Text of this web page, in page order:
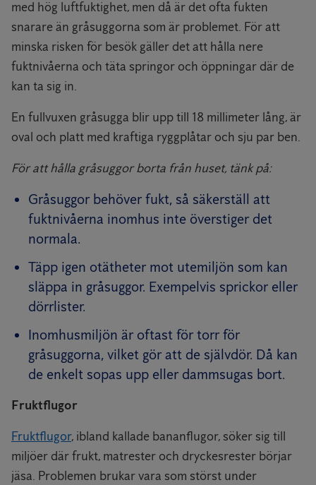
med hög luftfuktighet, men då är det ofta fukten
snarare än gråsuggorna som är problemet. För att
minska risken för besök gäller det att hålla nere
fuktnivåerna och täta springor och öppningar där de
kan ta sig in.
En fullvuxen gråsugga blir upp till 18 millimeter lång, är
oval och platt med kraftiga ryggplåtar och sju par ben.
För att hålla gråsuggor borta från huset, tänk på:
Gråsuggor behöver fukt, så säkerställ att
fuktnivåerna inomhus inte överstiger det
normala.
Täpp igen otätheter mot utemiljön som kan
släppa in gråsuggor. Exempelvis sprickor eller
dörrlister.
Inomhusmiljön är oftast för torr för
gråsuggorna, vilket gör att de självdör. Då kan
de enkelt sopas upp eller dammsugas bort.
Fruktflugor
Fruktflugor, ibland kallade bananflugor, söker sig till
miljöer där frukt, matrester och dryckesrester börjar
jäsa. Problemen brukar vara som störst under